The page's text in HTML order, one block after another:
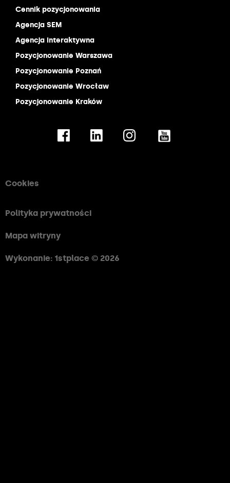
Cennik pozycjonowania
Agencja SEM
Agencja interaktywna
Pozycjonowanie Warszawa
Pozycjonowanie Poznań
Pozycjonowanie Wrocław
Pozycjonowanie Kraków
Cookies
Polityka prywatności
Mapa witryny
Wykonanie: 1stplace © 2026